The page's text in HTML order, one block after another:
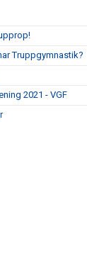
Truppgymnastik?
2021 - VGF